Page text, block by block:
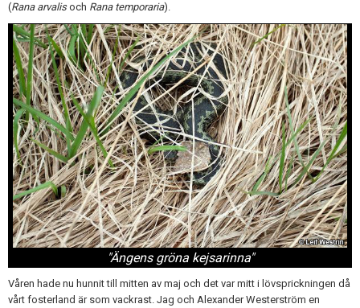
(Rana arvalisoch Rana temporaria).
"Ängens gröna kejsarinna"
Våren hade nu hunnit till mitten av maj och det var mitt i lövsprickningen då
vårt fosterland är som vackrast. Jag och Alexander Westerström en